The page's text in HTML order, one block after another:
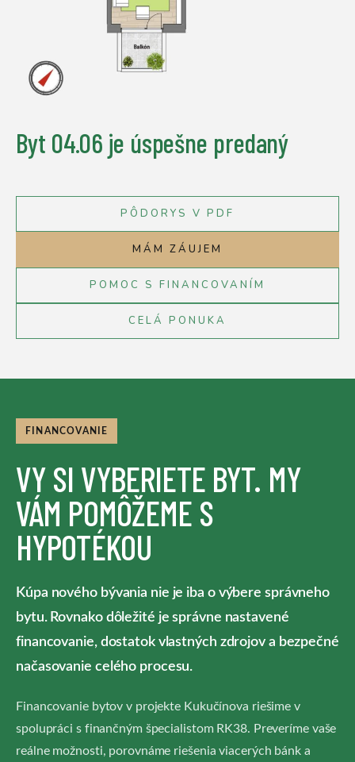
Byt 04.06 je úspešne predaný
PÔDORYS V PDF
MÁM ZÁUJEM
POMOC S FINANCOVANÍM
CELÁ PONUKA
FINANCOVANIE
VY SI VYBERIETE BYT. MY
VÁM POMÔŽEME S
HYPOTÉKOU
Kúpa nového bývania nie je iba o výbere správneho
bytu. Rovnako dôležité je správne nastavené
financovanie, dostatok vlastných zdrojov a bezpečné
načasovanie celého procesu.
Financovanie bytov v projekte Kukučínova riešime v
spolupráci s finančným špecialistom RK38. Preveríme vaše
reálne možnosti, porovnáme riešenia viacerých bánk a